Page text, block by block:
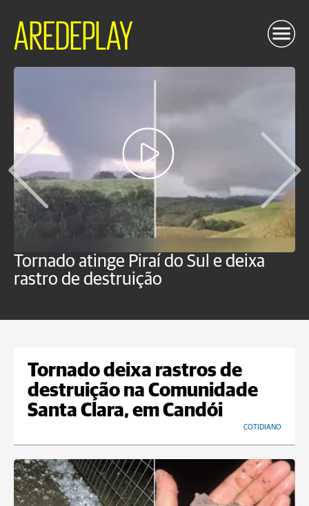
AREDEPLAY
Tornado atinge Piraí do Sul e deixa
rastro de destruição
Tornado deixa rastros de
destruição na Comunidade
Santa Clara, em Candói
COTIDIANO